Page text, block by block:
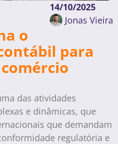
14/10/2025
Jonas Vieira
o
para
das atividades
e dinâmicas, que
que demandam
regulatória e